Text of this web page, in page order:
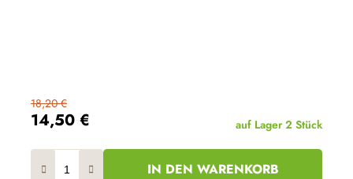
14,50 €
18,20 €
auf Lager 2 Stück
IN DEN WARENKORB